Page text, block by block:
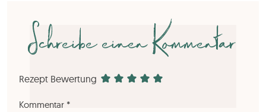
Schreibe einen Kommentar
Rezept Bewertung
Kommentar *